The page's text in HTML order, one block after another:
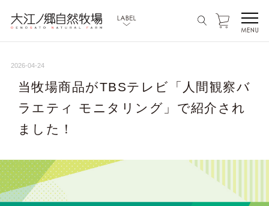
2026-04-24
当牧場商品がTBSテレビ「人間観察バ
ラエティ モニタリング」で紹介され
ました！